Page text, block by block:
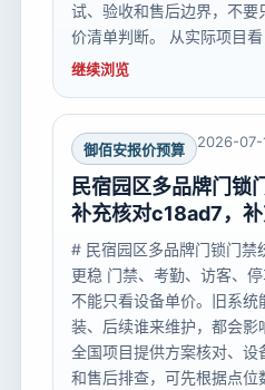
试、验收和售后边界，不要
价清单判断。 从实际项目看
继续浏览
御佰安报价预算 2026-07-
民宿园区多品牌门锁
补充核对c18ad7，
# 民宿园区多品牌门锁门禁
更稳 门禁、考勤、访客、
不能只看设备单价。旧系
装、后续谁来维护，都会影
全国项目提供方案核对、设
和售后排查，可先根据点位